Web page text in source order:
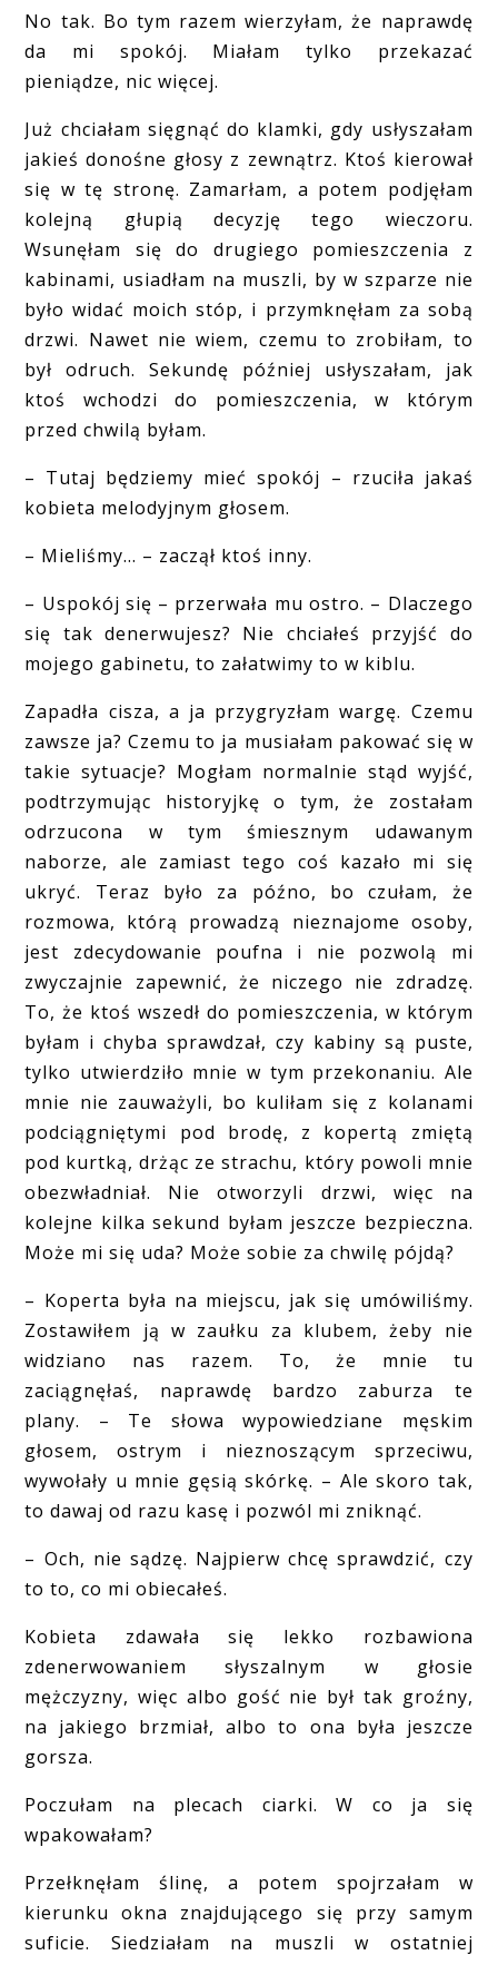
No tak. Bo tym razem wierzyłam, że naprawdę
da mi spokój. Miałam tylko przekazać
pieniądze, nic więcej.
Już chciałam sięgnąć do klamki, gdy usłyszałam
jakieś donośne głosy z zewnątrz. Ktoś kierował
się w tę stronę. Zamarłam, a potem podjęłam
kolejną głupią decyzję tego wieczoru.
Wsunęłam się do drugiego pomieszczenia z
kabinami, usiadłam na muszli, by w szparze nie
było widać moich stóp, i przymknęłam za sobą
drzwi. Nawet nie wiem, czemu to zrobiłam, to
był odruch. Sekundę później usłyszałam, jak
ktoś wchodzi do pomieszczenia, w którym
przed chwilą byłam.
– Tutaj będziemy mieć spokój – rzuciła jakaś
kobieta melodyjnym głosem.
– Mieliśmy… – zaczął ktoś inny.
– Uspokój się – przerwała mu ostro. – Dlaczego
się tak denerwujesz? Nie chciałeś przyjść do
mojego gabinetu, to załatwimy to w kiblu.
Zapadła cisza, a ja przygryzłam wargę. Czemu
zawsze ja? Czemu to ja musiałam pakować się w
takie sytuacje? Mogłam normalnie stąd wyjść,
podtrzymując historyjkę o tym, że zostałam
odrzucona w tym śmiesznym udawanym
naborze, ale zamiast tego coś kazało mi się
ukryć. Teraz było za późno, bo czułam, że
rozmowa, którą prowadzą nieznajome osoby,
jest zdecydowanie poufna i nie pozwolą mi
zwyczajnie zapewnić, że niczego nie zdradzę.
To, że ktoś wszedł do pomieszczenia, w którym
byłam i chyba sprawdzał, czy kabiny są puste,
tylko utwierdziło mnie w tym przekonaniu. Ale
mnie nie zauważyli, bo kuliłam się z kolanami
podciągniętymi pod brodę, z kopertą zmiętą
pod kurtką, drżąc ze strachu, który powoli mnie
obezwładniał. Nie otworzyli drzwi, więc na
kolejne kilka sekund byłam jeszcze bezpieczna.
Może mi się uda? Może sobie za chwilę pójdą?
– Koperta była na miejscu, jak się umówiliśmy.
Zostawiłem ją w zaułku za klubem, żeby nie
widziano nas razem. To, że mnie tu
zaciągnęłaś, naprawdę bardzo zaburza te
plany. – Te słowa wypowiedziane męskim
głosem, ostrym i nieznoszącym sprzeciwu,
wywołały u mnie gęsią skórkę. – Ale skoro tak,
to dawaj od razu kasę i pozwól mi zniknąć.
– Och, nie sądzę. Najpierw chcę sprawdzić, czy
to to, co mi obiecałeś.
Kobieta zdawała się lekko rozbawiona
zdenerwowaniem słyszalnym w głosie
mężczyzny, więc albo gość nie był tak groźny,
na jakiego brzmiał, albo to ona była jeszcze
gorsza.
Poczułam na plecach ciarki. W co ja się
wpakowałam?
Przełknęłam ślinę, a potem spojrzałam w
kierunku okna znajdującego się przy samym
suficie. Siedziałam na muszli w ostatniej